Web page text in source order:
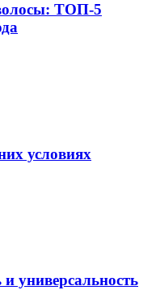
ТОП-5
условиях
универсальность